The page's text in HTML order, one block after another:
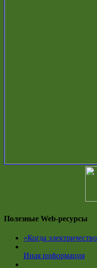
Полезные Web-ресурсы
«Когда
Иная информация